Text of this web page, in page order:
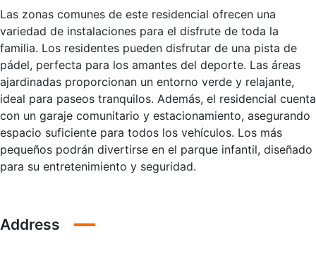
Las zonas comunes de este residencial ofrecen una
variedad de instalaciones para el disfrute de toda la
familia. Los residentes pueden disfrutar de una pista de
pádel, perfecta para los amantes del deporte. Las áreas
ajardinadas proporcionan un entorno verde y relajante,
ideal para paseos tranquilos. Además, el residencial cuenta
con un garaje comunitario y estacionamiento, asegurando
espacio suficiente para todos los vehículos. Los más
pequeños podrán divertirse en el parque infantil, diseñado
para su entretenimiento y seguridad.
Address